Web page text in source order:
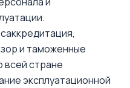
и таможенные
всей стране
эксплуатационной